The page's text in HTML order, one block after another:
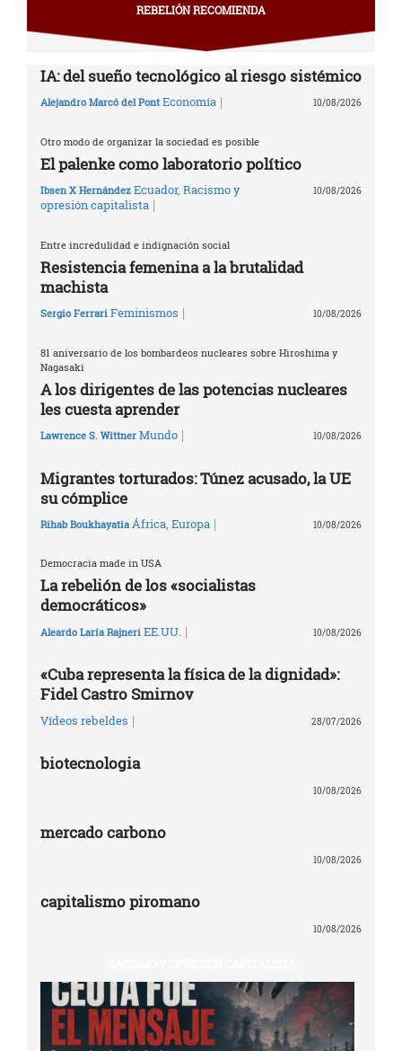
REBELIÓN RECOMIENDA
IA: del sueño tecnológico al riesgo sistémico
Alejandro Marcó del Pont Economía | 10/08/2026
Otro modo de organizar la sociedad es posible
El palenke como laboratorio político
Ibsen X Hernández Ecuador, Racismo y
opresión capitalista |
10/08/2026
Entre incredulidad e indignación social
Resistencia femenina a la brutalidad
machista
Sergio Ferrari Feminismos | 10/08/2026
81 aniversario de los bombardeos nucleares sobre Hiroshima y
Nagasaki
A los dirigentes de las potencias nucleares
les cuesta aprender
Lawrence S. Wittner Mundo | 10/08/2026
Migrantes torturados: Túnez acusado, la UE
su cómplice
Rihab Boukhayatia África Europa | 10/08/2026
Democracia made in USA
La rebelión de los «socialistas
democráticos»
Aleardo Laría Rajneri EE.UU. | 10/08/2026
«Cuba representa la física de la dignidad»:
Fidel Castro Smirnov
Vídeos rebeldes | 28/07/2026
biotecnologia
10/08/2026
mercado carbono
10/08/2026
capitalismo piromano
10/08/2026